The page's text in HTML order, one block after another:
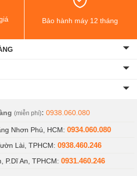
Bảo hành máy 12 tháng
(miễn phí): 0938.060.080
Nhơn Phú, HCM: 0934.060.080
Lài, TPHCM: 0938.460.246
P.Dĩ An, TPHCM: 0931.460.246